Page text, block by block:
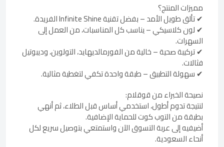
مميزات المنتج؟
✔ تألق طويل الأمد – بفضل تقنية Infinite Shine الفريدة.
✔ لون كلاسيكي – يناسب كل المناسبات، من العمل إلى
السهرات.
✔ تركيبة صحية – خالية من الفورمالديهايد، التولوين، وديبوتيل
فثالات.
✔ سهولة التطبيق – طبقة واحدة تكفي لتغطية مثالية.
نصيحة الخبراء من قوقلام:
لنتيجة تدوم أطول، استخدمي أساس قبل الطلاء، ثم أنهي
بطبقة من التوب كوت للحماية الإضافية.
أضيفيه إلى عربة التسوق الآن واستمتعي بتوصيل سريع لكل
أنحاء السعودية.